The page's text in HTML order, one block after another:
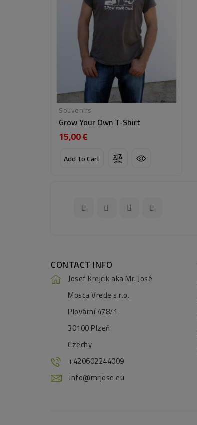
Souvenirs
Grow Your Own T-Shirt
15,00 €
Add To Cart
CONTACT INFO
Josef Krejcik aka Mr. José
Mosca Vrede s.r.o.
Plovární 478/1
30100 Plzeň
Czechy
+420602244009
info@mrjose.eu